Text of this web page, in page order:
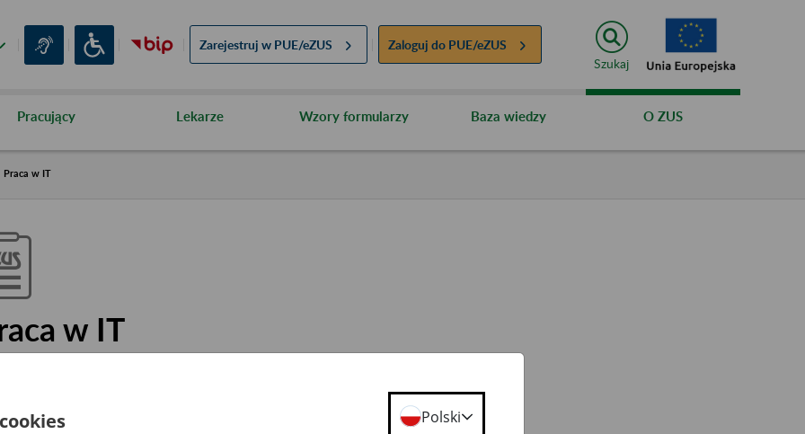
Zarejestruj w PUE/eZUS Zaloguj do PUE/eZUS
Szukaj
Pracujący Lekarze Wzory formularzy Baza wiedzy O ZUS
Praca w IT
w IT
Polski